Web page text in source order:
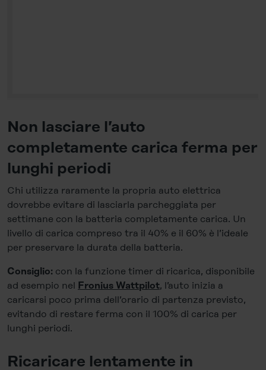
Non lasciare l’auto
completamente carica ferma per
lunghi periodi
Chi utilizza raramente la propria auto elettrica
dovrebbe evitare di lasciarla parcheggiata per
settimane con la batteria completamente carica. Un
livello di carica compreso tra il 40% e il 60% è l’ideale
per preservare la durata della batteria.
Consiglio: con la funzione timer di ricarica, disponibile
ad esempio nel Fronius Wattpilot, l’auto inizia a
caricarsi poco prima dell’orario di partenza previsto,
evitando di restare ferma con il 100% di carica per
lunghi periodi.
Ricaricare lentamente in